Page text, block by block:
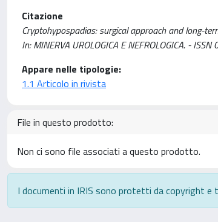
Citazione
Cryptohypospadias: surgical approach and long-
In: MINERVA UROLOGICA E NEFROLOGICA. -
Appare nelle tipologie:
1.1 Articolo in rivista
File in questo prodotto:
Non ci sono file associati a questo prodotto.
I documenti in IRIS sono protetti da copyright